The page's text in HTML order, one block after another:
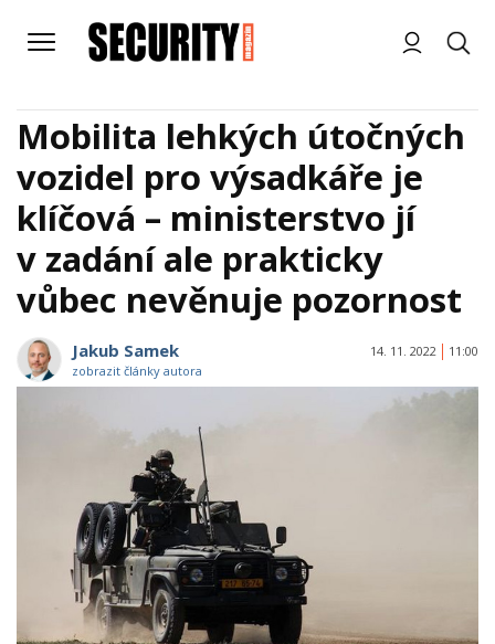
Mobilita lehkých útočných
vozidel pro výsadkáře je
klíčová – ministerstvo jí
v zadání ale prakticky
vůbec nevěnuje pozornost
Jakub Samek
zobrazit články autora
14. 11. 2022 11:00